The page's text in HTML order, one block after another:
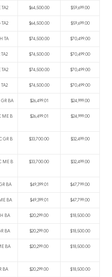
TA2 $64,500.00 $59,699.00
TA2 $64,500.00 $59,699.00
TA $74,500.00 $70,499.00
$74,500.00 $70,499.00
TA2 $74,500.00 $70,499.00
TA2 $74,500.00 $70,499.00
GR BA $26,499.01 $24,999.00
ME B
$26,499.01 $24,999.00
GR B
$33,700.00 $32,499.00
ME B
$33,700.00 $32,499.00
BA $49,399.01 $47,799.00
BA $49,399.01 $47,799.00
BA $20,299.00 $18,500.00
BA $20,299.00 $18,500.00
BA $20,299.00 $18,500.00
BA $20,299.00 $18,500.00